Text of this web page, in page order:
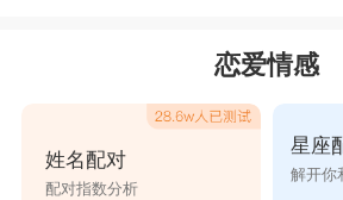
恋爱情感
姓名配对
配对指数分析
星座
解开你